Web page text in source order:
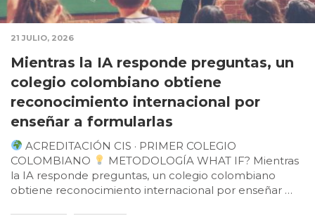
21 JULIO, 2026
Mientras la IA responde preguntas, un
colegio colombiano obtiene
reconocimiento internacional por
enseñar a formularlas
ACREDITACIÓN CIS · PRIMER COLEGIO
COLOMBIANO
METODOLOGÍA WHAT IF? Mientras
la IA responde preguntas, un colegio colombiano
obtiene reconocimiento internacional por enseñar …